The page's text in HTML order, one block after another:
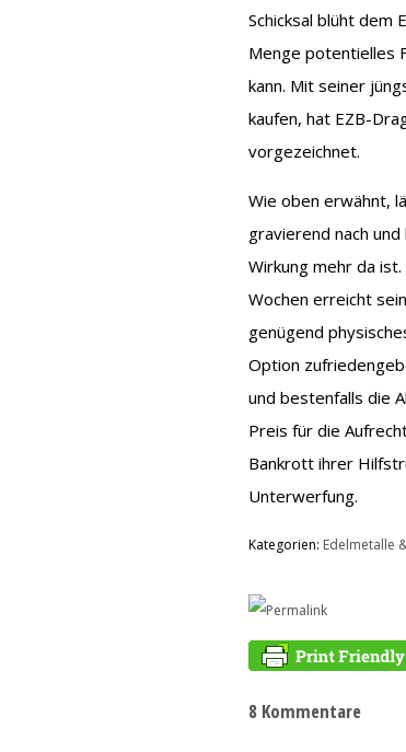
Schicksal blüht dem
Menge potentielles
kann. Mit seiner
kaufen, hat EZB-
vorgezeichnet.
Wie oben erwähnt,
gravierend nach
Wirkung mehr da
Wochen erreicht
genügend
Option
und bestenfalls die
Preis für die
Bankrott ihrer
Unterwerfung.
Kategorien: Edelmetalle
8 Kommentare